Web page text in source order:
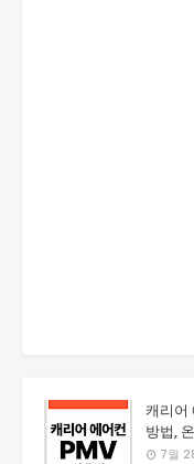
캐리어
방법,
7월